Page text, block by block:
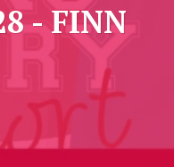
- FINN